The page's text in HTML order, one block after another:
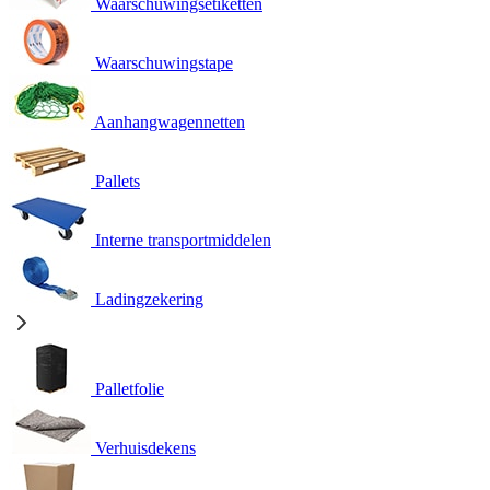
Waarschuwingsetiketten
Waarschuwingstape
Aanhangwagennetten
Pallets
Interne transportmiddelen
Ladingzekering
Palletfolie
Verhuisdekens